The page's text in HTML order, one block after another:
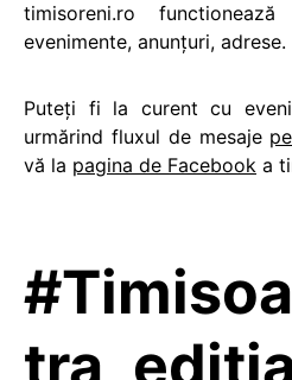
timisoreni.ro
evenimente, anunţuri, adrese.
Puteţi fi la curent cu
urmărind fluxul de mesaje
vă la pagina de Facebook a
tra,